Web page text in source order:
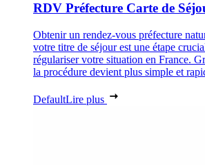
RDV Préfecture Carte de
Obtenir un rendez-vous préfecture
votre titre de séjour est une étape
régulariser votre situation en France.
la procédure devient plus simple et
DefaultLire plus